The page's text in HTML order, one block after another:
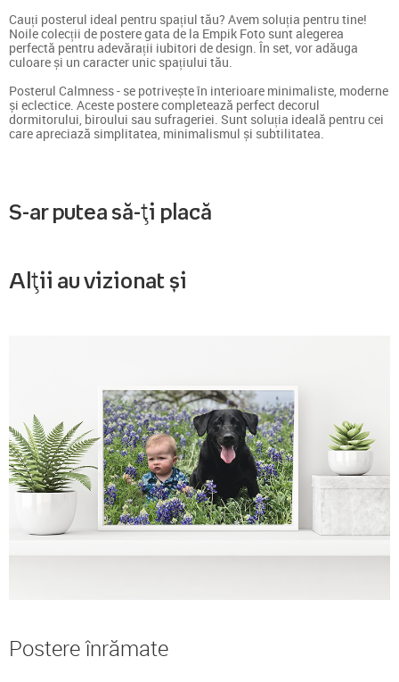
Cauți posterul ideal pentru spațiul tău? Avem soluția pentru tine!
Noile colecții de postere gata de la Empik Foto sunt alegerea
perfectă pentru adevărații iubitori de design. În set, vor adăuga
culoare și un caracter unic spațiului tău.
Posterul Calmness - se potrivește în interioare minimaliste, moderne
și eclectice. Aceste postere completează perfect decorul
dormitorului, biroului sau sufrageriei. Sunt soluția ideală pentru cei
care apreciază simplitatea, minimalismul și subtilitatea.
S-ar putea să-ți placă
Alții au vizionat și
Postere înrămate